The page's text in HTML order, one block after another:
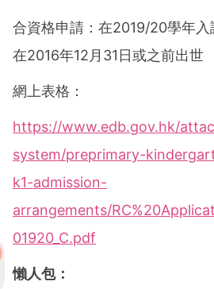
合資格申請：在2019/20學年
在2016年12月31日或之前出世
網上表格：
https://www.edb.gov.hk/
system/preprimary-
k1-admission-
arrangements/
01920_C.pdf
懶人包：